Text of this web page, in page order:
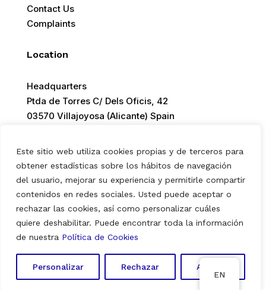
Este sitio web utiliza cookies propias y de terceros para
obtener estadísticas sobre los hábitos de navegación
del usuario, mejorar su experiencia y permitirle compartir
contenidos en redes sociales. Usted puede aceptar o
rechazar las cookies, así como personalizar cuáles
quiere deshabilitar. Puede encontrar toda la información
de nuestra Política de Cookies
Personalizar Rechazar Aceptar
Contact Us
Complaints
Location
Headquarters
Ptda de Torres C/ Dels Oficis, 42
03570 Villajoyosa (Alicante) Spain
© 2026 Europ Foods. All rights reserved.
Aviso Legal|Política de Privacidad
EN